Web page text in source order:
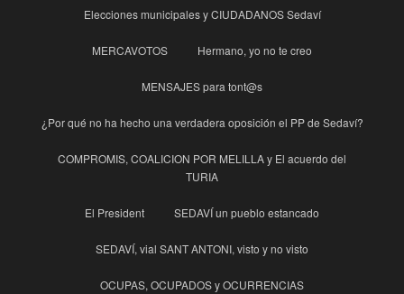
Elecciones municipales y CIUDADANOS Sedaví
MERCAVOTOS Hermano, yo no te creo
MENSAJES para tont@s
¿Por qué no ha hecho una verdadera oposición el PP de Sedaví?
COMPROMIS, COALICION POR MELILLA y El acuerdo del
TURIA
El President SEDAVÍ un pueblo estancado
SEDAVÍ, vial SANT ANTONI, visto y no visto
OCUPAS, OCUPADOS y OCURRENCIAS